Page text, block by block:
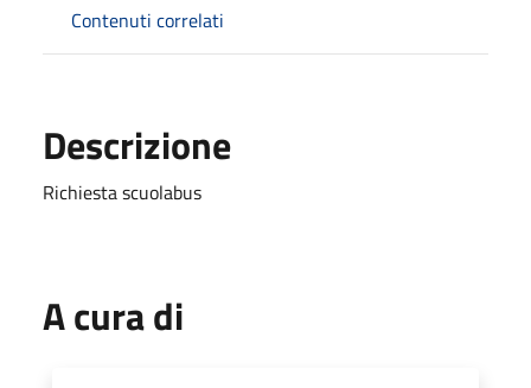
Contenuti correlati
Descrizione
Richiesta scuolabus
A cura di